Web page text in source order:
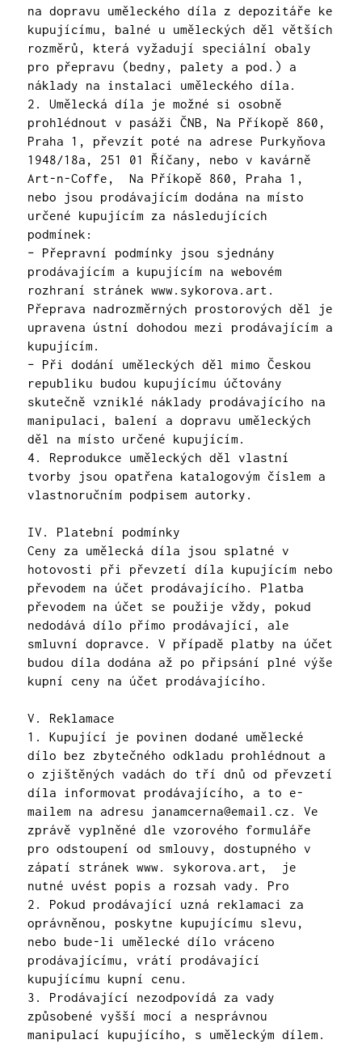
na dopravu uměleckého díla z depozitáře ke
kupujícímu, balné u uměleckých děl větších
rozměrů, která vyžadují speciální obaly
pro přepravu (bedny, palety a pod.) a
náklady na instalaci uměleckého díla.
2. Umělecká díla je možné si osobně
prohlédnout v pasáži ČNB, Na Příkopě 860,
Praha 1, převzít poté na adrese Purkyňova
1948/18a, 251 01 Říčany, nebo v kavárně
Art-n-Coffe, Na Příkopě 860, Praha 1,
nebo jsou prodávajícím dodána na místo
určené kupujícím za následujících
podmínek:
– Přepravní podmínky jsou sjednány
prodávajícím a kupujícím na webovém
rozhraní stránekwww.sykorova.art
Přeprava nadrozměrných prostorových děl je
upravena ústní dohodou mezi prodávajícím a
kupujícím.
– Při dodání uměleckých děl mimo Českou
republiku budou kupujícímu účtovány
skutečně vzniklé náklady prodávajícího na
manipulaci, balení a dopravu uměleckých
děl na místo určené kupujícím.
4. Reprodukce uměleckých děl vlastní
tvorby jsou opatřena katalogovým číslem a
vlastnoručním podpisem autorky.
IV. Platební podmínky
Ceny za umělecká díla jsou splatné v
hotovosti při převzetí díla kupujícím nebo
převodem na účet prodávajícího. Platba
převodem na účet se použije vždy, pokud
nedodává dílo přímo prodávající, ale
smluvní dopravce. V případě platby na účet
budou díla dodána až po připsání plné výše
kupní ceny na účet prodávajícího.
V. Reklamace
1. Kupující je povinen dodané umělecké
dílo bez zbytečného odkladu prohlédnout a
o zjištěných vadách do tří dnů od převzetí
díla informovat prodávajícího, a to e-
mailem na adresu janamcerna@email.cz . Ve
zprávě vyplněné dle vzorového formuláře
pro odstoupení od smlouvy, dostupného v
zápatí stránek www. sykorova.art
, je
nutné uvést popis a rozsah vady. Pro
2. Pokud prodávající uzná reklamaci za
oprávněnou, poskytne kupujícímu slevu,
nebo bude-li umělecké dílo vráceno
prodávajícímu, vrátí prodávající
kupujícímu kupní cenu.
3. Prodávající nezodpovídá za vady
způsobené vyšší mocí a nesprávnou
manipulací kupujícího, s uměleckým dílem.